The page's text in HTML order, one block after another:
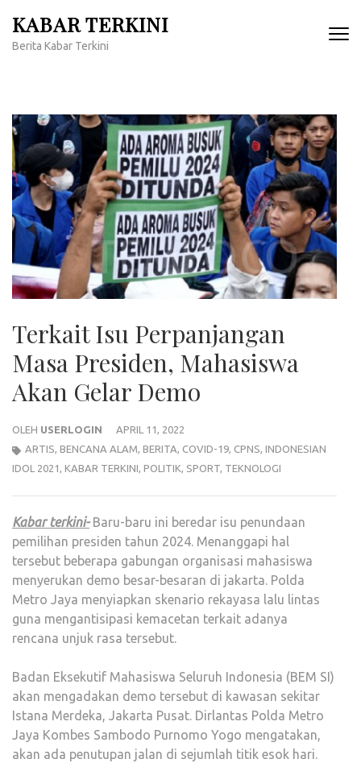
konten
KABAR TERKINI
Berita Kabar Terkini
Terkait Isu Perpanjangan
Masa Presiden, Mahasiswa
Akan Gelar Demo
OLEH USERLOGIN
APRIL 11, 2022
ARTIS, BENCANA ALAM, BERITA, COVID-19, CPNS, INDONESIAN
IDOL 2021, KABAR TERKINI, POLITIK, SPORT, TEKNOLOGI
Kabar terkini-Baru-baru ini beredar isu penundaan
pemilihan presiden tahun 2024. Menanggapi hal
tersebut beberapa gabungan organisasi mahasiswa
menyerukan demo besar-besaran di jakarta. Polda
Metro Jaya menyiapkan skenario rekayasa lalu lintas
guna mengantisipasi kemacetan terkait adanya
rencana unjuk rasa tersebut.
Badan Eksekutif Mahasiswa Seluruh Indonesia (BEM SI)
akan mengadakan demo tersebut di kawasan sekitar
Istana Merdeka, Jakarta Pusat. Dirlantas Polda Metro
Jaya Kombes Sambodo Purnomo Yogo mengatakan,
akan ada penutupan jalan di sejumlah titik esok hari.